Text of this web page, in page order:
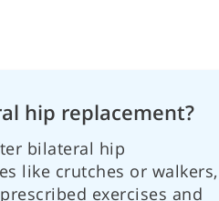
hip replacement?
bilateral hip
like crutches or walkers,
exercises and